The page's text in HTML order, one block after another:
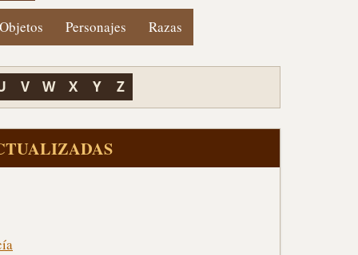
Personajes Razas
V W X Y Z